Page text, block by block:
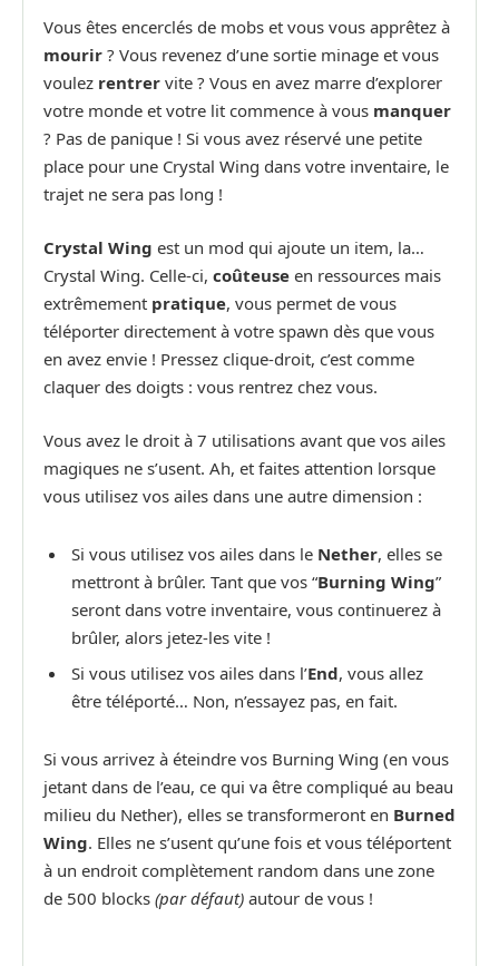
Vous êtes encerclés de mobs et vous vous apprêtez à
mourir ? Vous revenez d’une sortie minage et vous
voulez rentrer vite ? Vous en avez marre d’explorer
votre monde et votre lit commence à vous manquer
? Pas de panique ! Si vous avez réservé une petite
place pour une Crystal Wing dans votre inventaire, le
trajet ne sera pas long !
Crystal Wing est un mod qui ajoute un item, la…
Crystal Wing. Celle-ci, coûteuse en ressources mais
extrêmement pratique, vous permet de vous
téléporter directement à votre spawn dès que vous
en avez envie ! Pressez clique-droit, c’est comme
claquer des doigts : vous rentrez chez vous.
Vous avez le droit à 7 utilisations avant que vos ailes
magiques ne s’usent. Ah, et faites attention lorsque
vous utilisez vos ailes dans une autre dimension :
Si vous utilisez vos ailes dans le Nether, elles se
mettront à brûler. Tant que vos “Burning Wing”
seront dans votre inventaire, vous continuerez à
brûler, alors jetez-les vite !
Si vous utilisez vos ailes dans l’End, vous allez
être téléporté… Non, n’essayez pas, en fait.
Si vous arrivez à éteindre vos Burning Wing (en vous
jetant dans de l’eau, ce qui va être compliqué au beau
milieu du Nether), elles se transformeront en Burned
Wing. Elles ne s’usent qu’une fois et vous téléportent
à un endroit complètement random dans une zone
de 500 blocks (par défaut) autour de vous !